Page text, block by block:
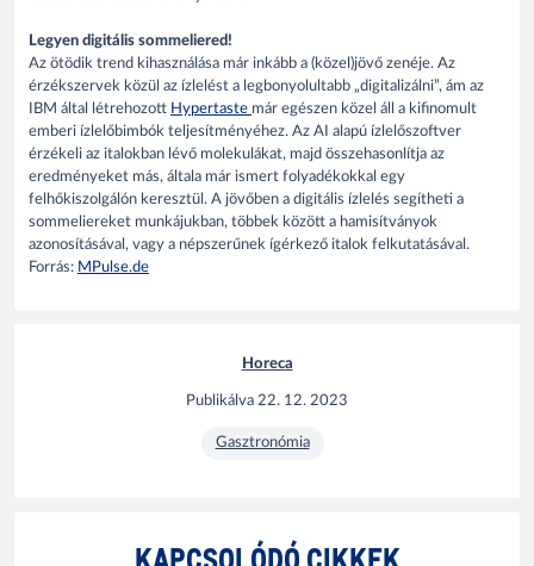
Legyen digitális sommeliered!
Az ötödik trend kihasználása már inkább a (közel)jövő zenéje. Az
érzékszervek közül az ízlelést a legbonyolultabb „digitalizálni”, ám az
IBM által létrehozott Hypertaste már egészen közel áll a kifinomult
emberi ízlelőbimbók teljesítményéhez. Az AI alapú ízlelőszoftver
érzékeli az italokban lévő molekulákat, majd összehasonlítja az
eredményeket más, általa már ismert folyadékokkal egy
felhőkiszolgálón keresztül. A jövőben a digitális ízlelés segítheti a
sommeliereket munkájukban, többek között a hamisítványok
azonosításával, vagy a népszerűnek ígérkező italok felkutatásával.
Forrás: MPulse.de
Horeca
Publikálva 22. 12. 2023
Gasztronómia
KAPCSOLÓDÓ CIKKEK